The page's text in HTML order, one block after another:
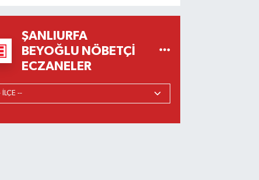
ŞANLIURFA
BEYOĞLU NÖBETÇI
ECZANELER